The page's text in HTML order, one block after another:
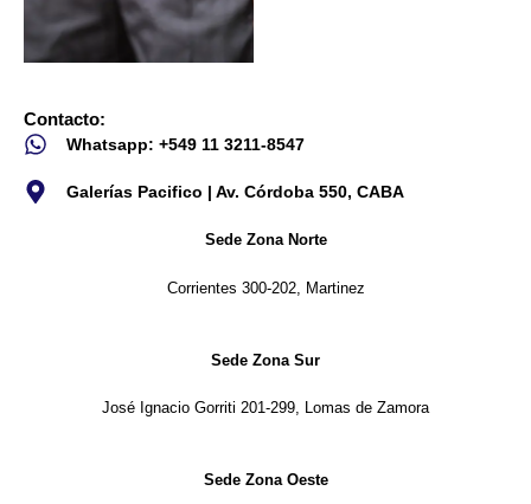
Contacto:
Whatsapp: +549 11 3211-8547
Galerías Pacifico | Av. Córdoba 550, CABA
Sede Zona Norte
Corrientes 300-202, Martinez
Sede Zona Sur
José Ignacio Gorriti 201-299, Lomas de Zamora
Sede Zona Oeste